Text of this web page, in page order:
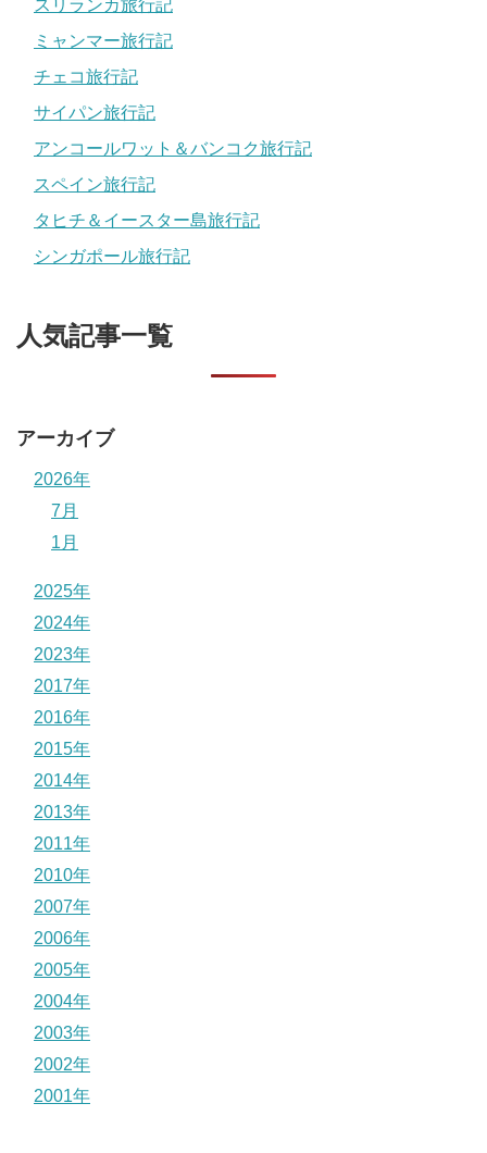
スリランカ旅行記
ミャンマー旅行記
チェコ旅行記
サイパン旅行記
アンコールワット＆バンコク旅行記
スペイン旅行記
タヒチ＆イースター島旅行記
シンガポール旅行記
人気記事一覧
アーカイブ
2026年
7月
1月
2025年
2024年
2023年
2017年
2016年
2015年
2014年
2013年
2011年
2010年
2007年
2006年
2005年
2004年
2003年
2002年
2001年